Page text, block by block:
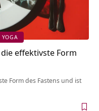
YOGA
effektivste Form
Form des Fastens und ist